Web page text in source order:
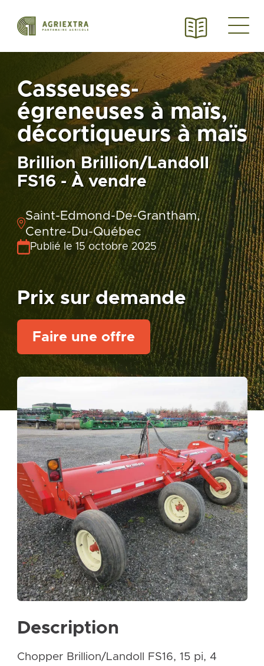
Casseuses-
égreneuses à maïs,
décortiqueurs à maïs
Brillion Brillion/Landoll
FS16 - À vendre
Saint-Edmond-De-Grantham,
Centre-Du-Québec
Publié le 15 octobre 2025
Prix sur demande
Faire une offre
Description
Chopper Brillion/Landoll FS16, 15 pi, 4